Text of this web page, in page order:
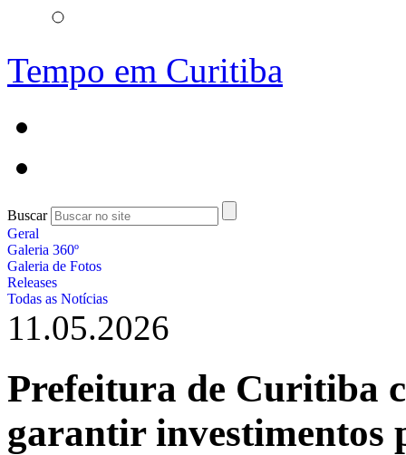
Tempo em Curitiba
Buscar
Geral
Galeria 360º
Galeria de Fotos
Releases
Todas as Notícias
11.05.2026
Prefeitura de Curitiba
garantir investimentos